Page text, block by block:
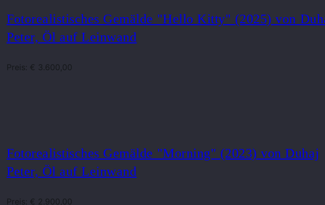
Fotorealistisches Gemälde "Hello Kitty" (2025) von
Peter, Öl auf Leinwand
Preis: € 3.600,00
Fotorealistisches Gemälde "Morning" (2023) von Duhaj
Peter, Öl auf Leinwand
Preis: € 2.900,00